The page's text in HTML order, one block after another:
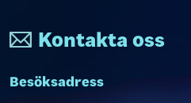
Kontakta oss
Besöksadress